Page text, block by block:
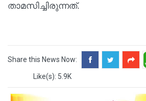
താമസിച്ചിരുന്നത്.
Share this News Now:
Like(s): 5.9K